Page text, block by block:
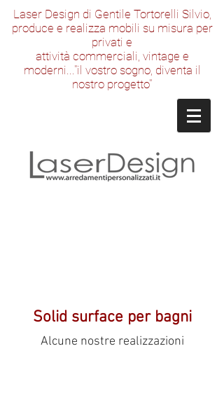
Laser Design di Gentile Tortorelli Silvio,
produce e realizza mobili su misura per
privati e
attività commerciali, vintage e
moderni..."il vostro sogno, diventa il
nostro progetto"
Solid surface per bagni
Alcune nostre realizzazioni